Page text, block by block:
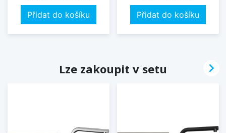
Přidat do košíku Přidat do košíku
Lze zakoupit v setu 